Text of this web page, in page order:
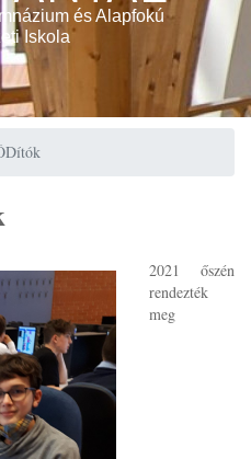
és Alapfokú
Iskola
2021 őszén
rendezték
meg